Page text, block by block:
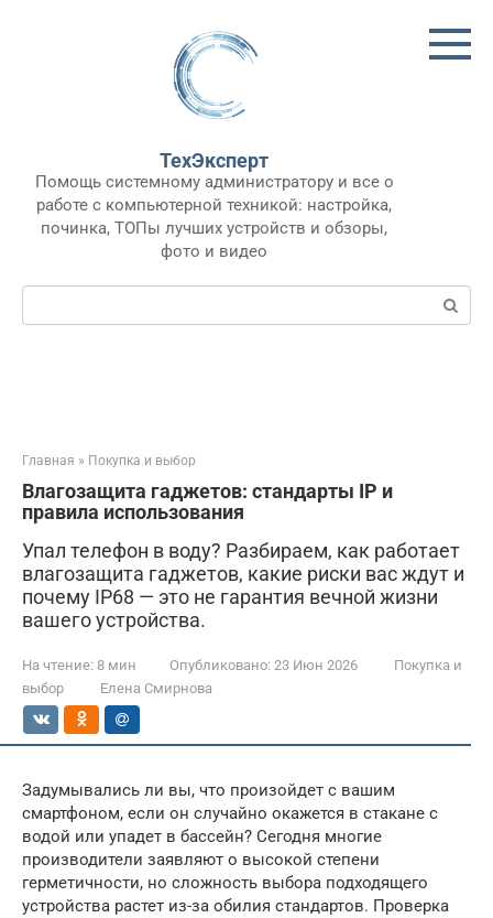
ТехЭксперт
Помощь системному администратору и все о
работе с компьютерной техникой: настройка,
починка, ТОПы лучших устройств и обзоры,
фото и видео
Поиск:
Главная » Покупка и выбор
Влагозащита гаджетов: стандарты IP и
правила использования
Упал телефон в воду? Разбираем, как работает
влагозащита гаджетов, какие риски вас ждут и
почему IP68 — это не гарантия вечной жизни
вашего устройства.
На чтение: 8 мин Опубликовано: 23 Июн 2026
Покупка и
выбор
Елена Смирнова
Задумывались ли вы, что произойдет с вашим
смартфоном, если он случайно окажется в стакане с
водой или упадет в бассейн? Сегодня многие
производители заявляют о высокой степени
герметичности, но сложность выбора подходящего
устройства растет из-за обилия стандартов. Проверка